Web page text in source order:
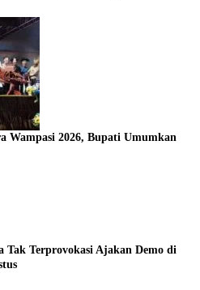
Wampasi 2026, Bupati Umumkan
Tak Terprovokasi Ajakan Demo di